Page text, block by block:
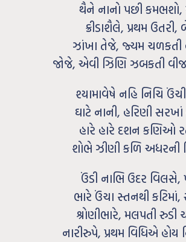
થૈને નાનો પછી કમભશો,
ક્રીડાશૈલે, પ્રથમ
ઝાંખા તેજે, જ્યમ ચળકતી
જોજે, એવી ઝિણિ ઝબકતી
શ્યામાવેષે નહિ નિચિ
ઘાટે નાની, હરિણી સરખાં
હારે હારે દશન કણિઓ
શોભે ઝીણી કળિ અધરની
ઉંડી નાભિ ઉદર વિલસે,
ભારે ઉંચા સ્તનથી
શ્રોણીભારે, મલપતી રુડી
નારીરુપે, પ્રથમ વિધિએ હોય